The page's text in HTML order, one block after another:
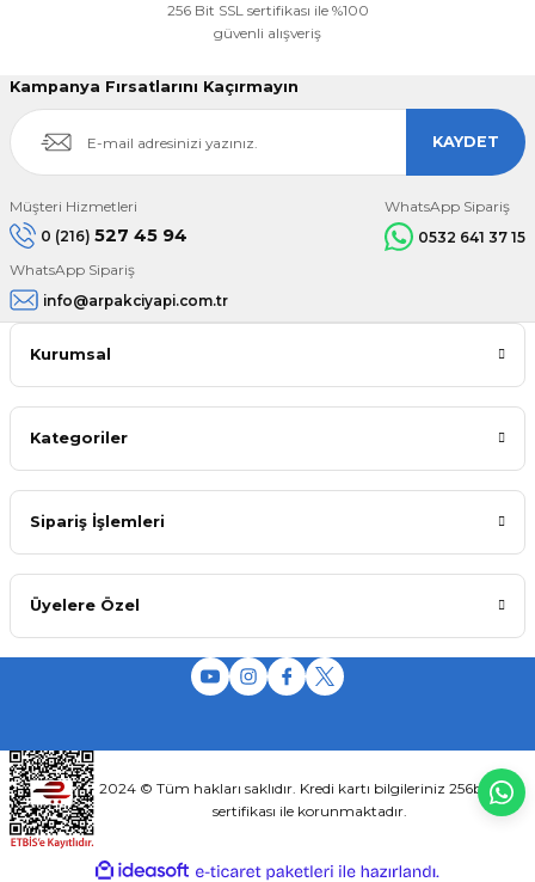
256 Bit SSL sertifikası ile %100
güvenli alışveriş
Kampanya Fırsatlarını Kaçırmayın
KAYDET
Müşteri Hizmetleri
0 (216) 527 45 94
WhatsApp Sipariş
0532 641 37 15
WhatsApp Sipariş
info@arpakciyapi.com.tr
Kurumsal
Kategoriler
Sipariş İşlemleri
Üyelere Özel
2024 © Tüm hakları saklıdır. Kredi kartı bilgileriniz 256bit SSL
sertifikası ile korunmaktadır.
ideasoft e-